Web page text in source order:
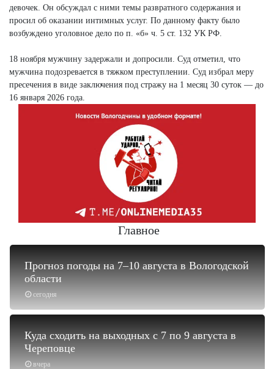
девочек. Он обсуждал с ними темы развратного содержания и
просил об оказании интимных услуг. По данному факту было
возбуждено уголовное дело по п. «б» ч. 5 ст. 132 УК РФ.
18 ноября мужчину задержали и допросили. Суд отметил, что
мужчина подозревается в тяжком преступлении. Суд избрал меру
пресечения в виде заключения под стражу на 1 месяц 30 суток — до
16 января 2026 года.
Главное
сегодня
Прогноз погоды на 7–10 августа в Вологодской
области
вчера
Куда сходить на выходных с 7 по 9 августа в
Череповце